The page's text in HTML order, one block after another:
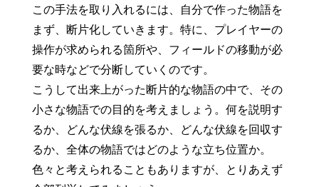
この手法を取り入れるには、自分で作った物語を
まず、断片化していきます。特に、プレイヤーの
操作が求められる箇所や、フィールドの移動が必
要な時などで分断していくのです。
こうして出来上がった断片的な物語の中で、その
小さな物語での目的を考えましょう。何を説明す
るか、どんな伏線を張るか、どんな伏線を回収す
るか、全体の物語ではどのような立ち位置か。
色々と考えられることもありますが、とりあえず